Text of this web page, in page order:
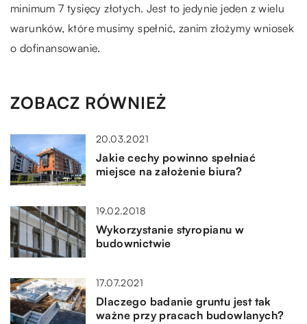
minimum 7 tysięcy złotych. Jest to jedynie jeden z wielu
warunków, które musimy spełnić, zanim złożymy wniosek
o dofinansowanie.
ZOBACZ RÓWNIEŻ
20.03.2021
Jakie cechy powinno spełniać
miejsce na założenie biura?
19.02.2018
Wykorzystanie styropianu w
budownictwie
17.07.2021
Dlaczego badanie gruntu jest tak
ważne przy pracach budowlanych?